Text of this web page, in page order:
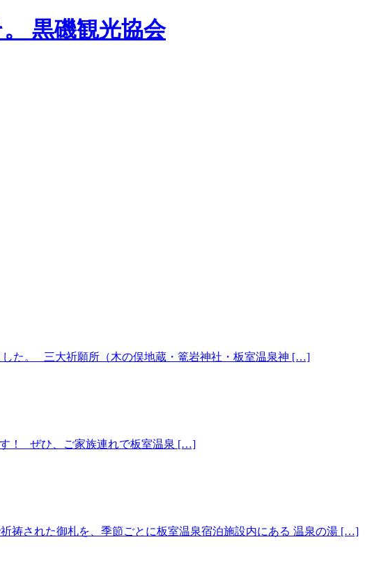
た。 三大祈願所（木の俣地蔵・篭岩神社・板室温泉神 […]
！ ぜひ、ご家族連れで板室温泉 […]
祷された御札を、季節ごとに板室温泉宿泊施設内にある 温泉の湯 […]